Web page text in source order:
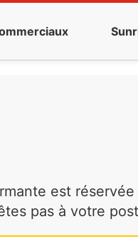
est
pas à votre